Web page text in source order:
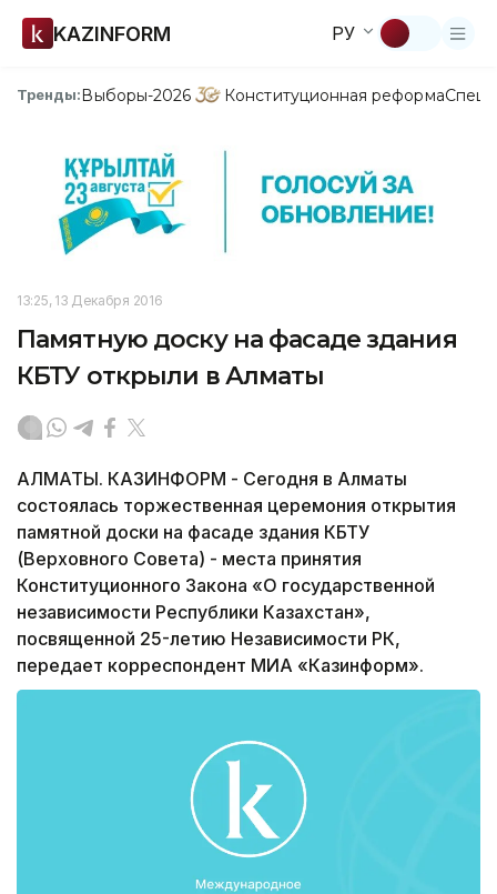
KAZINFORM РУ
Тренды:Выборы-2026 Конституционная реформа
13:25, 13 Декабря 2016
Памятную доску на фасаде здания
КБТУ открыли в Алматы
АЛМАТЫ. КАЗИНФОРМ - Сегодня в Алматы
состоялась торжественная церемония открытия
памятной доски на фасаде здания КБТУ
(Верховного Совета) - места принятия
Конституционного Закона «О государственной
независимости Республики Казахстан»,
посвященной 25-летию Независимости РК,
передает корреспондент МИА «Казинформ».